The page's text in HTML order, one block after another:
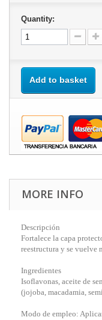
Quantity:
Add to basket
MORE INFO
Descripción
Fortalece la capa
reestructura y se vuelve
Ingredientes
Isoflavonas, aceite de
(jojoba, macadamia,
Modo de empleo: